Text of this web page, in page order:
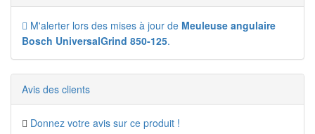
M'alerter lors des mises à jour de Meuleuse angulaire
Bosch UniversalGrind 850-125.
Avis des clients
Donnez votre avis sur ce produit !